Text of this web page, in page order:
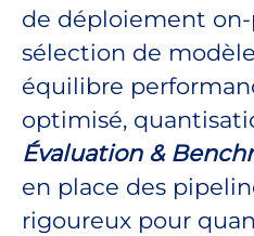
de déploiement
sélection de
équilibre
optimisé,
Évaluation &
en place des
rigoureux pour